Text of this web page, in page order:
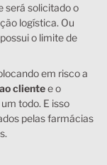
será solicitado o
logística. Ou
o limite de
em risco a
clientee o
todo. E isso
pelas farmácias